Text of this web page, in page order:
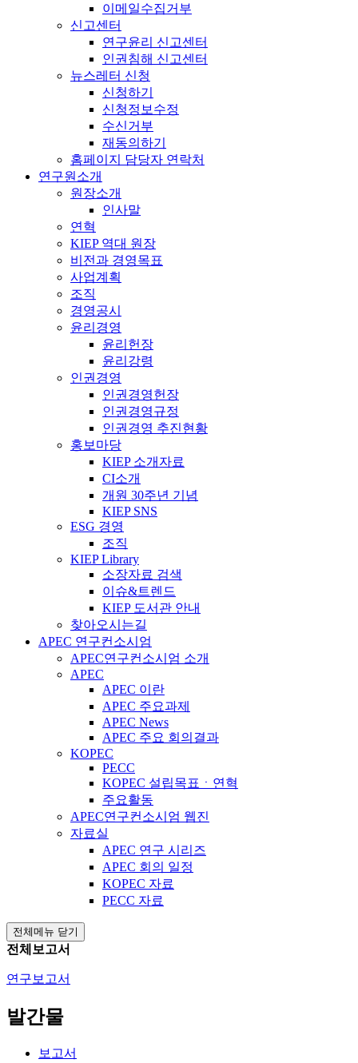
이메일수집거부
신고센터
연구윤리 신고센터
인권침해 신고센터
뉴스레터 신청
신청하기
신청정보수정
수신거부
재동의하기
홈페이지 담당자 연락처
연구원소개
원장소개
인사말
연혁
KIEP 역대 원장
비전과 경영목표
사업계획
조직
경영공시
윤리경영
윤리헌장
윤리강령
인권경영
인권경영헌장
인권경영규정
인권경영 추진현황
홍보마당
KIEP 소개자료
CI소개
개원 30주년 기념
KIEP SNS
ESG 경영
조직
KIEP Library
소장자료 검색
이슈&트렌드
KIEP 도서관 안내
찾아오시는길
APEC 연구컨소시엄
APEC연구컨소시엄 소개
APEC
APEC 이란
APEC 주요과제
APEC News
APEC 주요 회의결과
KOPEC
PECC
KOPEC 설립목표ㆍ연혁
주요활동
APEC연구컨소시엄 웹진
자료실
APEC 연구 시리즈
APEC 회의 일정
KOPEC 자료
PECC 자료
전체메뉴 닫기
전체보고서
연구보고서
발간물
보고서